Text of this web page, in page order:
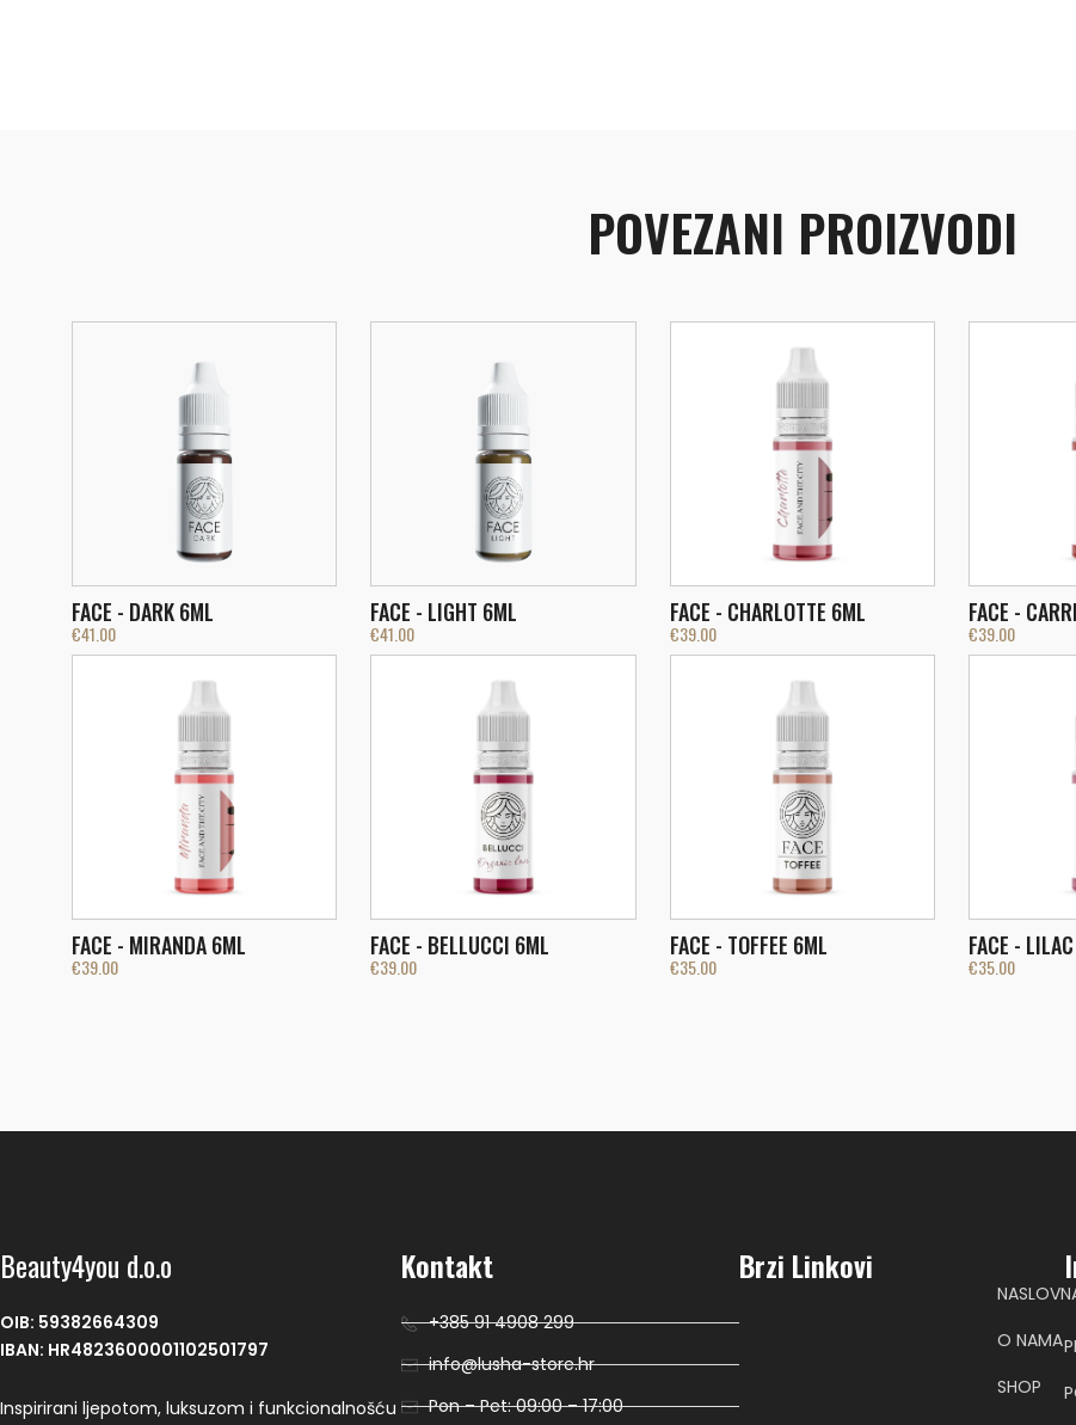
POVEZANI PROIZVODI
FACE - DARK 6ML
€41.00
FACE - LIGHT 6ML
€41.00
FACE - CHARLOTTE 6ML
€39.00
FACE -
€39.00
FACE - MIRANDA 6ML
€39.00
FACE - BELLUCCI 6ML
€39.00
FACE - TOFFEE 6ML
€35.00
FACE -
€35.00
Beauty4you d.o.o
OIB: 59382664309
IBAN: HR4823600001102501797
Inspirirani ljepotom, luksuzom i funkcionalnošću
Kontakt
+385 91 4908 299
info@lusha-store.hr
Pon – Pet: 09:00 – 17:00
Brzi Linkovi
O NAMA
SHOP